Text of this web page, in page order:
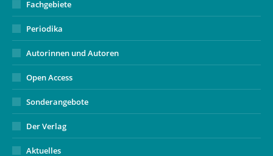
Fachgebiete
Periodika
Autorinnen und Autoren
Open Access
Sonderangebote
Der Verlag
Aktuelles